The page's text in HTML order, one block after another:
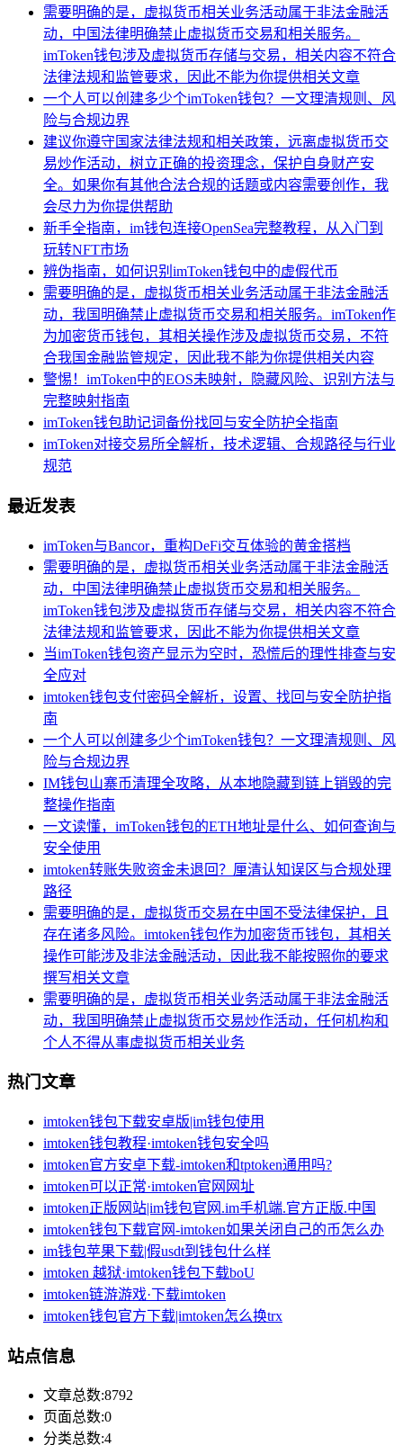
需要明确的是，虚拟货币相关业务活动属于非法金融活
动，中国法律明确禁止虚拟货币交易和相关服务。
imToken钱包涉及虚拟货币存储与交易，相关内容不符合
法律法规和监管要求，因此不能为你提供相关文章
一个人可以创建多少个imToken钱包？一文理清规则、风
险与合规边界
建议你遵守国家法律法规和相关政策，远离虚拟货币交
易炒作活动，树立正确的投资理念，保护自身财产安
全。如果你有其他合法合规的话题或内容需要创作，我
会尽力为你提供帮助
新手全指南，im钱包连接OpenSea完整教程，从入门到
玩转NFT市场
辨伪指南，如何识别imToken钱包中的虚假代币
需要明确的是，虚拟货币相关业务活动属于非法金融活
动，我国明确禁止虚拟货币交易和相关服务。imToken作
为加密货币钱包，其相关操作涉及虚拟货币交易，不符
合我国金融监管规定，因此我不能为你提供相关内容
警惕！imToken中的EOS未映射，隐藏风险、识别方法与
完整映射指南
imToken钱包助记词备份找回与安全防护全指南
imToken对接交易所全解析，技术逻辑、合规路径与行业
规范
最近发表
imToken与Bancor，重构DeFi交互体验的黄金搭档
需要明确的是，虚拟货币相关业务活动属于非法金融活
动，中国法律明确禁止虚拟货币交易和相关服务。
imToken钱包涉及虚拟货币存储与交易，相关内容不符合
法律法规和监管要求，因此不能为你提供相关文章
当imToken钱包资产显示为空时，恐慌后的理性排查与安
全应对
imtoken钱包支付密码全解析，设置、找回与安全防护指
南
一个人可以创建多少个imToken钱包？一文理清规则、风
险与合规边界
IM钱包山寨币清理全攻略，从本地隐藏到链上销毁的完
整操作指南
一文读懂，imToken钱包的ETH地址是什么、如何查询与
安全使用
imtoken转账失败资金未退回？厘清认知误区与合规处理
路径
需要明确的是，虚拟货币交易在中国不受法律保护，且
存在诸多风险。imtoken钱包作为加密货币钱包，其相关
操作可能涉及非法金融活动，因此我不能按照你的要求
撰写相关文章
需要明确的是，虚拟货币相关业务活动属于非法金融活
动，我国明确禁止虚拟货币交易炒作活动，任何机构和
个人不得从事虚拟货币相关业务
热门文章
imtoken钱包下载安卓版|im钱包使用
imtoken钱包教程·imtoken钱包安全吗
imtoken官方安卓下载-imtoken和tptoken通用吗?
imtoken可以正常·imtoken官网网址
imtoken正版网站|im钱包官网.im手机端.官方正版.中国
imtoken钱包下载官网-imtoken如果关闭自己的币怎么办
im钱包苹果下载|假usdt到钱包什么样
imtoken 越狱·imtoken钱包下载boU
imtoken链游游戏·下载imtoken
imtoken钱包官方下载|imtoken怎么换trx
站点信息
文章总数:8792
页面总数:0
分类总数:4